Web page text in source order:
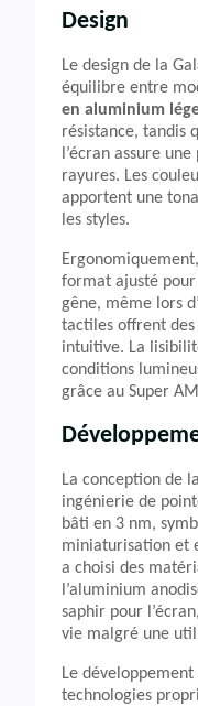
Design
Le design de la
équilibre entre
en aluminium
résistance, tandis
l’écran assure
rayures. Les
apportent une
les styles.
format ajusté
gêne, même lors
tactiles offrent
intuitive. La
conditions
grâce au Super
La conception de
ingénierie de
bâti en 3 nm,
miniaturisation et
a choisi des
l’aluminium
saphir pour
vie malgré une
Le
technologies